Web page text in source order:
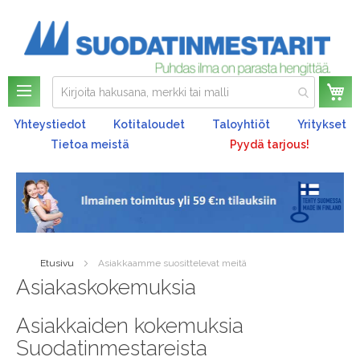
Yhteystiedot Kotitaloudet Taloyhtiöt
Yritykset
Tietoa meistä
Pyydä tarjous!
Etusivu Asiakkaamme suosittelevat meitä
Asiakaskokemuksia
Asiakkaiden kokemuksia
Suodatinmestareista